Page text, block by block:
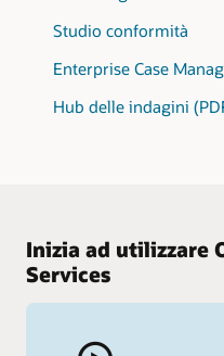
Studio conformità
Enterprise Case
Hub delle indagini
Inizia ad utilizzare
Services